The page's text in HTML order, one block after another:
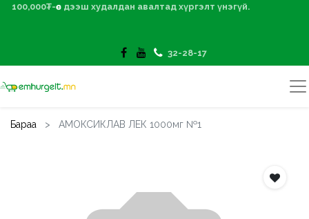
100,000₮-өөс дээш худалдан авалтад хүргэлт үнэгүй.
32-28-17
Бараа АМОКСИКЛАВ ЛЕК 1000мг №1